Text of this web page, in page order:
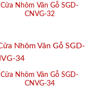
Cửa Nhôm Vân Gỗ SGD-
CNVG-32
Cửa Nhôm Vân Gỗ SGD-
CNVG-34